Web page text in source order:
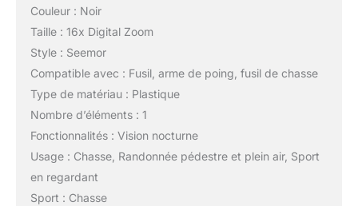
Couleur : Noir
Taille : 16x Digital Zoom
Style : Seemor
Compatible avec : Fusil, arme de poing, fusil de chasse
Type de matériau : Plastique
Nombre d’éléments : 1
Fonctionnalités : Vision nocturne
Usage : Chasse, Randonnée pédestre et plein air, Sport
en regardant
Sport : Chasse